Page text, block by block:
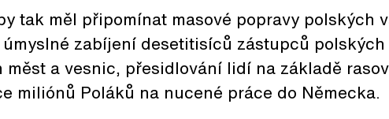
tak měl připomínat masové popravy polských
zabíjení desetitisíců zástupců
měst a vesnic, přesidlování lidí na základě
miliónů Poláků na nucené práce do Německa.